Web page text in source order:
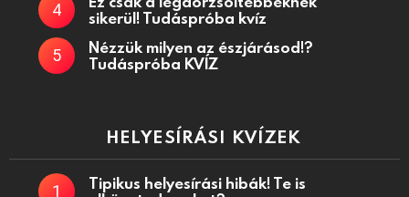
sikerül! Tudáspróba kvíz
Nézzük milyen az észjárásod!?
Tudáspróba KVÍZ
HELYESÍRÁSI KVÍZEK
Tipikus helyesírási hibák! Te is